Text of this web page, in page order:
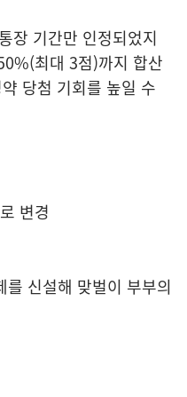
장 기간만 인정되었지
최대 3점)까지 합산
당첨 기회를 높일 수
변경
신설해 맞벌이 부부의